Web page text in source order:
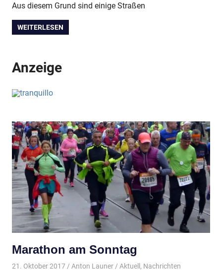
Aus diesem Grund sind einige Straßen
WEITERLESEN
Anzeige
Marathon am Sonntag
21. Oktober 2017 Anton Launer Aktuell , Nachrichten